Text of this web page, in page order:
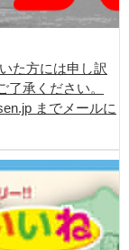
た方には申し訳
承ください。
までメールに